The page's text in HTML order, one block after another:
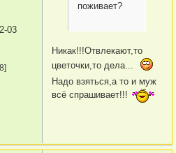
03
поживает?
Никак!!!Отвлекают,то
цветочки,то дела...
Надо взяться,а то и муж
всё спрашивает!!!